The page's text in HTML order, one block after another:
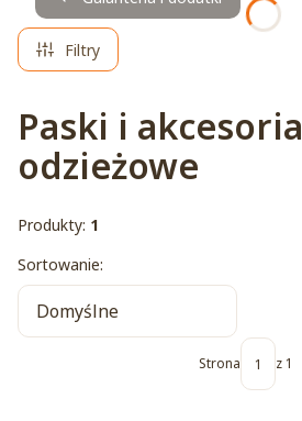
Filtry
Paski i akcesoria
odzieżowe
Produkty: 1
Lista produktów
Sortowanie:
Domyślne
Strona z 1